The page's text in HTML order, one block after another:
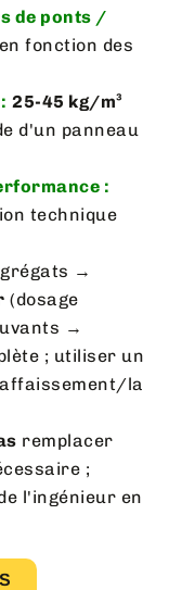
de ponts /
en fonction des
25-45 kg/m³
d'un panneau
:
technique
→
(dosage
→
; utiliser un
la
remplacer
;
l'ingénieur en